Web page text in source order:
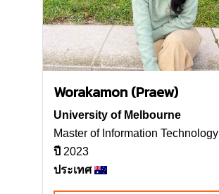
Worakamon (Praew)
University of Melbourne
Master of Information Technology
ปี 2023
ประเทศ